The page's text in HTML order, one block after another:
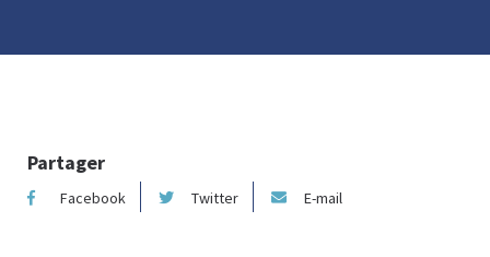
Partager
Facebook Twitter E-mail